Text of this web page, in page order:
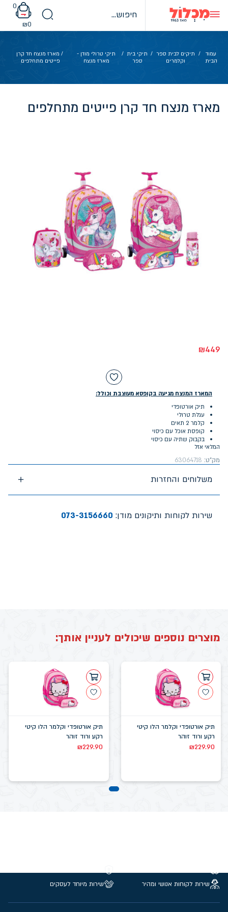
content
0
₪0
עמוד
הבית
/ תיקים לבית ספר
וקלמרים
/ תיקי בית
ספר
/
תיקי טרולי מודן -
מארז מנצח
/ מארז מנצח חד קרן
פייטים מתחלפים
מארז מנצח חד קרן פייטים מתחלפים
₪449
המארז המנצח מגיעה בקופסא מעוצבת וכולל:
תיק אורטופדי
עגלת טרולי
קלמר 2 תאים
קופסת אוכל עם כיסוי
בקבוק שתיה עם כיסוי
המלאי אזל
מק"ט: 63064718
משלוחים והחזרות
שירות לקוחות ותיקונים מודן: 073-3156660
מוצרים נוספים שיכולים לעניין אותך:
תיק אורטופדי וקלמר הלו קיטי
רקע ורוד זוהר
₪229.90
תיק אורטופדי וקלמר הלו קיטי
רקע ורוד זוהר
₪229.90
שירות לקוחות אנושי ומהיר
שירות מיוחד לעסקים